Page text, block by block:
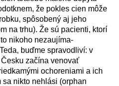
že pokles cien môže
robku, spôsobený aj jeho
na trhu). Že sú pacienti, ktorí
to nikoho nezaujíma-
buďme spravodliví: v
začína venovať
ými ochoreniami a ich
sa nikto nehl ási (orphan